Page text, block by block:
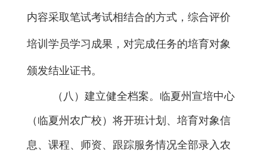
内容采取笔试考试相结合的方式，综合评价
培训学员学习成果， 对完成任务的培育对象
颁发结业证书。
（八）建立健全档案。 临夏州 宣培中心
（临夏州农广校） 将开班计划、培育对象信
息、课程、师资、跟踪服务情况全部录入农